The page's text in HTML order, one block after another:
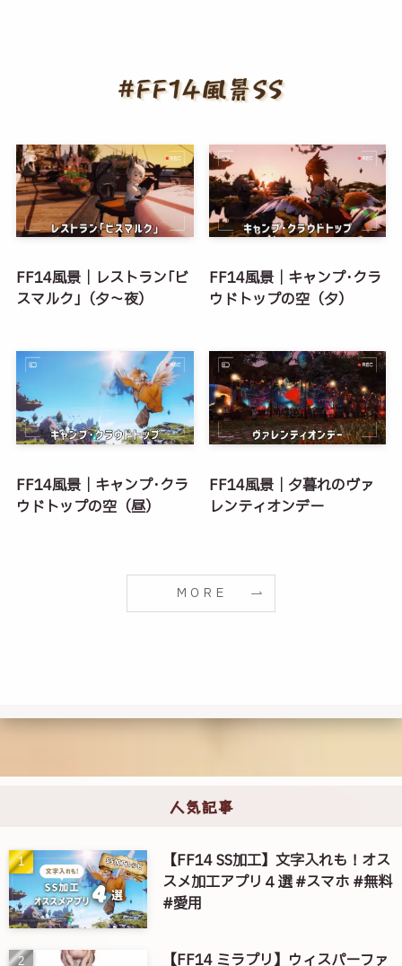
FF14風景｜レストラン｢ビ
スマルク｣（夕～夜）
FF14風景｜キャンプ･クラ
ウドトップの空（夕）
FF14風景｜キャンプ･クラ
ウドトップの空（昼）
FF14風景｜夕暮れのヴァ
レンティオンデー
ＭＯＲＥ
人気記事
【FF14 SS加工】文字入れも！オス
スメ加工アプリ４選 #スマホ #無料
#愛用
【FF14 ミラプリ】ウィスパーファ